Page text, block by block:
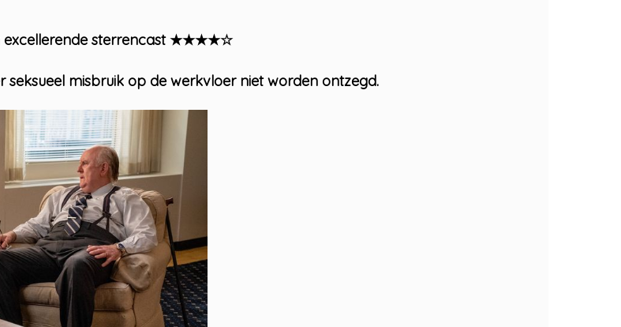
excellerende sterrencast ★★★★☆
misbruik op de werkvloer niet worden ontzegd.